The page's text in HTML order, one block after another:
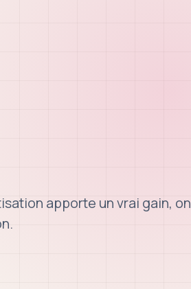
apporte un vrai gain, on